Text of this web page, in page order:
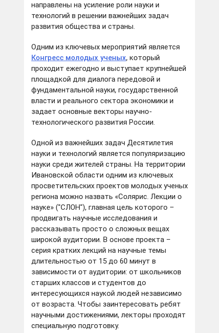
направлены на усиление роли науки и
технологий в решении важнейших задач
развития общества и страны.
Одним из ключевых мероприятий является
Конгресс молодых ученых, который
проходит ежегодно и выступает крупнейшей
площадкой для диалога передовой и
фундаментальной науки, государственной
власти и реального сектора экономики и
задает основные векторы научно-
технологического развития России.
Одной из важнейших задач Десятилетия
науки и технологий является популяризацию
науки среди жителей страны. На территории
Ивановской области одним из ключевых
просветительских проектов молодых ученых
региона можно назвать «Солярис. Лекции о
науке» ("СЛОН"), главная цель которого –
продвигать научные исследования и
рассказывать просто о сложных вещах
широкой аудитории. В основе проекта –
серия кратких лекций на научные темы
длительностью от 15 до 60 минут в
зависимости от аудитории: от школьников
старших классов и студентов до
интересующихся наукой людей независимо
от возраста. Чтобы заинтересовать ребят
научными достижениями, лекторы проходят
специальную подготовку.